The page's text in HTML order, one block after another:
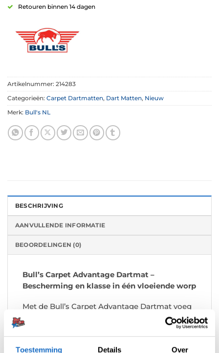
Toestemming Details Over
Retouren binnen 14 dagen
Artikelnummer: 214283
Categorieën: Carpet Dartmatten, Dart Matten, Nieuw
Merk: Bull's NL
BESCHRIJVING
AANVULLENDE INFORMATIE
BEOORDELINGEN (0)
Bull’s Carpet Advantage Dartmat –
Bescherming en klasse in één vloeiende worp
Met de Bull’s Carpet Advantage Dartmat voeg
dartopstelling, maar ook stijl en comfort. Deze